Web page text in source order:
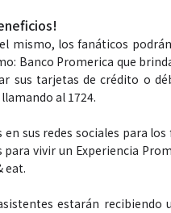
mismo, los fanáticos
Banco Promerica que
sus tarjetas de crédito o
al 1724.
sus redes sociales para
vivir un Experiencia
eat.
estarán recibiendo